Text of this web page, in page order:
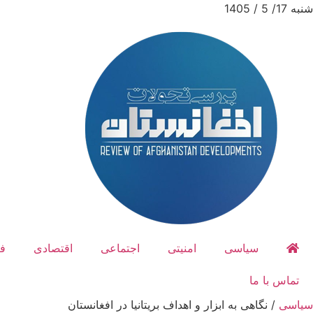
شنبه 17/ 5 / 1405
سیاسی امنیتی اجتماعی اقتصادی
تماس با ما
سیاسی / نگاهی به ابزار و اهداف بریتانیا در افغانستان